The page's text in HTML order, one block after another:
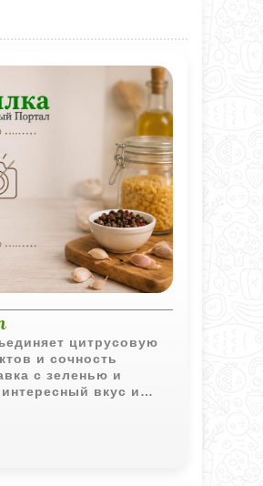
цитрусовую
и сочность
с зеленью и
вкус и